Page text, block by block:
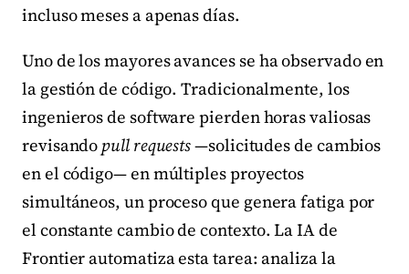
incluso meses a apenas días.
Uno de los mayores avances se ha observado en
la gestión de código. Tradicionalmente, los
ingenieros de software pierden horas valiosas
revisando pull requests—solicitudes de cambios
en el código— en múltiples proyectos
simultáneos, un proceso que genera fatiga por
el constante cambio de contexto. La IA de
Frontier automatiza esta tarea: analiza la